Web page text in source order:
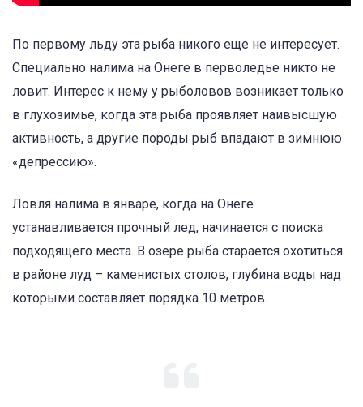
По первому льду эта рыба никого еще не интересует.
Специально налима на Онеге в перволедье никто не
ловит. Интерес к нему у рыболовов возникает только
в глухозимье, когда эта рыба проявляет наивысшую
активность, а другие породы рыб впадают в зимнюю
«депрессию».
Ловля налима в январе, когда на Онеге
устанавливается прочный лед, начинается с поиска
подходящего места. В озере рыба старается охотиться
в районе луд – каменистых столов, глубина воды над
которыми составляет порядка 10 метров.